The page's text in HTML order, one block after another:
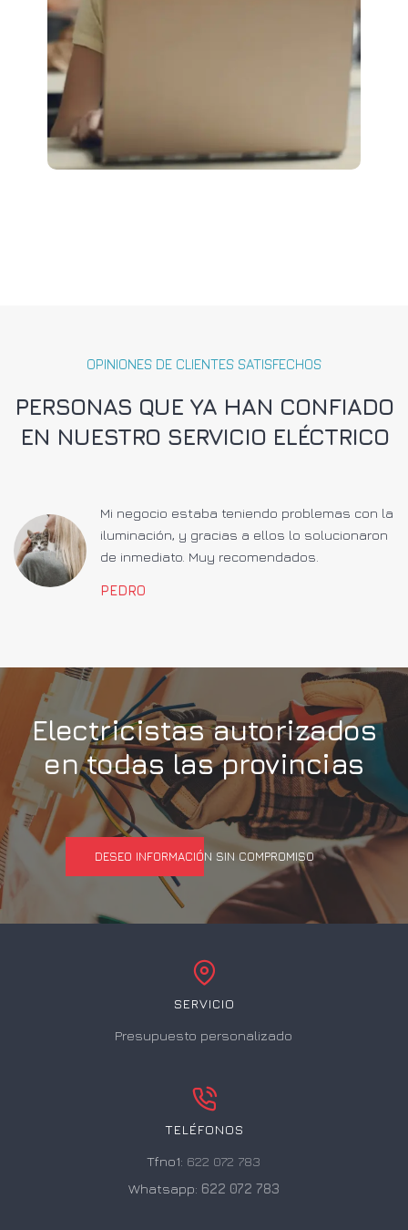
OPINIONES DE CLIENTES SATISFECHOS
PERSONAS QUE YA HAN CONFIADO
EN NUESTRO SERVICIO ELÉCTRICO
Mi negocio estaba teniendo problemas con la
iluminación, y gracias a ellos lo solucionaron
de inmediato. Muy recomendados.
PEDRO
Electricistas autorizados
en todas las provincias
DESEO INFORMACIÓN SIN COMPROMISO
SERVICIO
Presupuesto personalizado
TELÉFONOS
Tfno1: 622 072 783
Whatsapp: 622 072 783